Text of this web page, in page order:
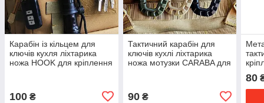
Карабін із кільцем для
ключів кухля ліхтарика
ножа HOOK для кріплення
100 ₴
Тактичний карабін для
ключів кухлі ліхтарика
ножа мотузки CARABA для
90₴
80